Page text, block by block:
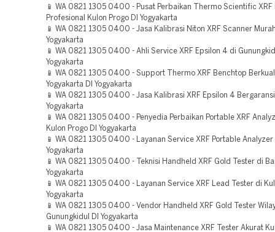
📱 WA 0821 1305 0400 - Pusat Perbaikan Thermo Scientific XRF
Profesional Kulon Progo DI Yogyakarta
📱 WA 0821 1305 0400 - Jasa Kalibrasi Niton XRF Scanner
Yogyakarta
📱 WA 0821 1305 0400 - Ahli Service XRF Epsilon 4 di
Yogyakarta
📱 WA 0821 1305 0400 - Support Thermo XRF Benchtop
Yogyakarta DI Yogyakarta
📱 WA 0821 1305 0400 - Jasa Kalibrasi XRF Epsilon 4
Yogyakarta
📱 WA 0821 1305 0400 - Penyedia Perbaikan Portable XRF
Kulon Progo DI Yogyakarta
📱 WA 0821 1305 0400 - Layanan Service XRF Portable Analyzer
Yogyakarta
📱 WA 0821 1305 0400 - Teknisi Handheld XRF Gold Tester di
Yogyakarta
📱 WA 0821 1305 0400 - Layanan Service XRF Lead Tester di
Yogyakarta
📱 WA 0821 1305 0400 - Vendor Handheld XRF Gold Tester
Gunungkidul DI Yogyakarta
📱 WA 0821 1305 0400 - Jasa Maintenance XRF Tester Akurat